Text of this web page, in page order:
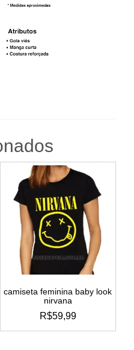
camiseta feminina baby look
nirvana
R$59,99
este